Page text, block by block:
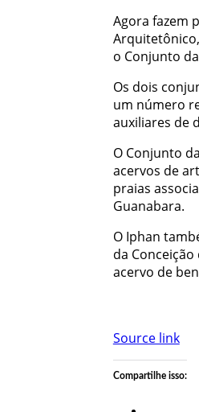
Agora fazem
o Conjunto
Os dois
um número
auxiliares de
O Conjunto
acervos de
praias
Guanabara.
O Iphan
da
acervo de
Source link
Compartilhe isso: